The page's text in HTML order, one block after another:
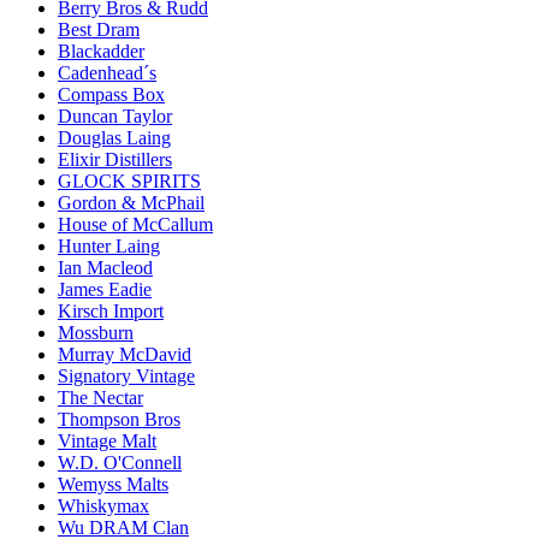
Berry Bros & Rudd
Best Dram
Blackadder
Cadenhead´s
Compass Box
Duncan Taylor
Douglas Laing
Elixir Distillers
GLOCK SPIRITS
Gordon & McPhail
House of McCallum
Hunter Laing
Ian Macleod
James Eadie
Kirsch Import
Mossburn
Murray McDavid
Signatory Vintage
The Nectar
Thompson Bros
Vintage Malt
W.D. O'Connell
Wemyss Malts
Whiskymax
Wu DRAM Clan